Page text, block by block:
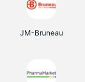
JM-Bruneau